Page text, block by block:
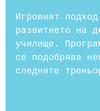
Игровият
развитието на
училище.
се подобрява
следните